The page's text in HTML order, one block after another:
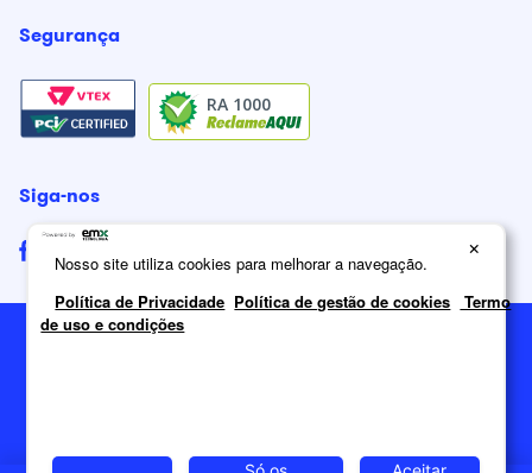
Segurança
RA 1000
Siga-nos
×
Nosso site utiliza cookies para melhorar a navegação.
Política de Privacidade Política de gestão de cookies
Termo
de uso e condições